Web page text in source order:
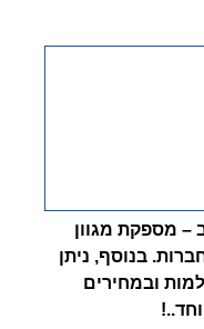
– מספקת מגוון
בנוסף, ניתן
ובמחירים